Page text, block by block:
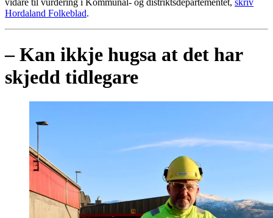
vidare til vurdering i Kommunal- og distriktsdepartementet, skriv
Hordaland Folkeblad.
– Kan ikkje hugsa at det har
skjedd tidlegare